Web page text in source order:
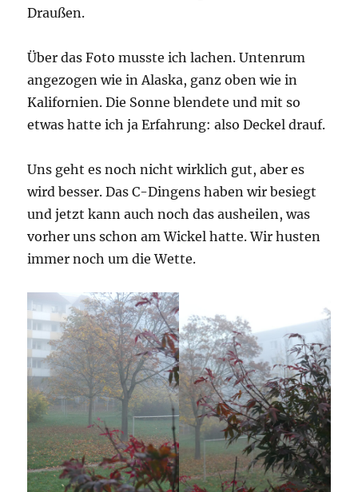
Draußen.
Über das Foto musste ich lachen. Untenrum
angezogen wie in Alaska, ganz oben wie in
Kalifornien. Die Sonne blendete und mit so
etwas hatte ich ja Erfahrung: also Deckel drauf.
Uns geht es noch nicht wirklich gut, aber es
wird besser. Das C-Dingens haben wir besiegt
und jetzt kann auch noch das ausheilen, was
vorher uns schon am Wickel hatte. Wir husten
immer noch um die Wette.